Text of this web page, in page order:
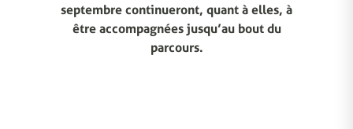
septembre continueront, quant à elles, à
être accompagnées jusqu’au bout du
parcours.